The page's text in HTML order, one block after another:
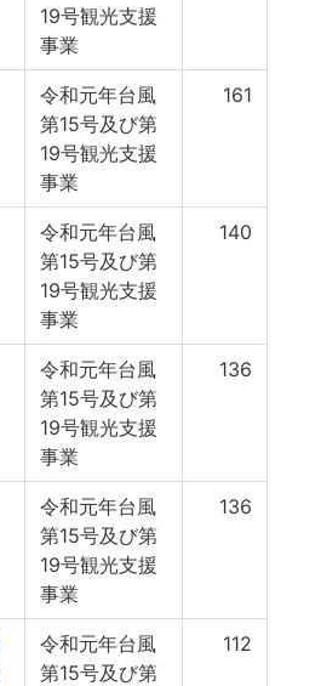
19号観光支援
事業
令和元年台風
第15号及び第
19号観光支援
事業
161
令和元年台風
第15号及び第
19号観光支援
事業
140
令和元年台風
第15号及び第
19号観光支援
事業
136
令和元年台風
第15号及び第
19号観光支援
事業
136
令和元年台風
第15号及び第
112